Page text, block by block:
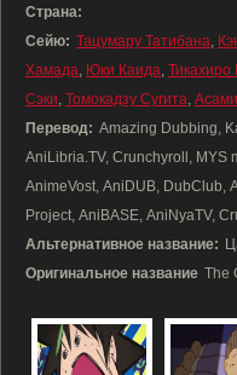
Страна:
Сейю: Тацумару Татибана,
Хамада, Юки Каида, Тикахиро
Сэки, Томокадзу Сугита,
Перевод: Amazing Dubbing,
AniLibria.TV, Crunchyroll, MYS
AnimeVost, AniDUB, DubClub,
Project, AniBASE, AniNyaTV,
Альтернативное название:
Оригинальное название The